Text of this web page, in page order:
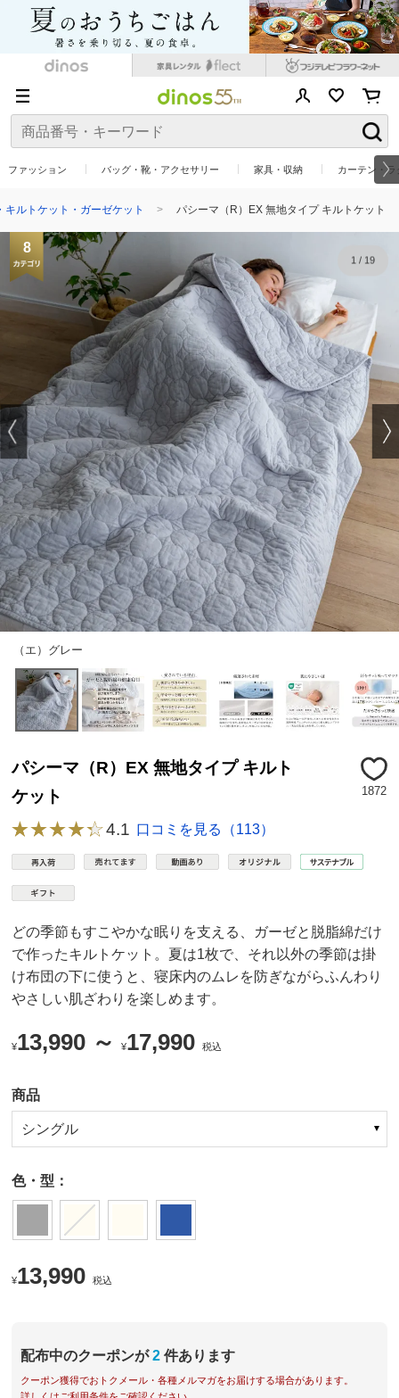
ファッション バッグ・靴・アクセサリー 家具・収納 カーテン・
キルトケット・ガーゼケット パシーマ（R）EX 無地タイプ キルトケット
8
（エ）グレー
1/ 19
パシーマ（R）EX 無地タイプ キルト
ケット
1872
4.1 口コミを見る（113）
どの季節もすこやかな眠りを支える、ガーゼと脱脂綿だけ
で作ったキルトケット。夏は1枚で、それ以外の季節は掛
け布団の下に使うと、寝床内のムレを防ぎながらふんわり
やさしい肌ざわりを楽しめます。
¥13,990 ～¥17,990 税込
商品
シングル
色・型：
¥13,990 税込
配布中のクーポンが 2 件あります
クーポン獲得でおトクメール・各種メルマガをお届けする場合があります。